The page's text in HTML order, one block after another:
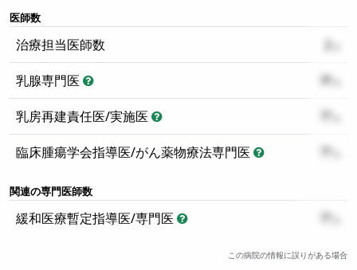
医師数
治療担当医師数
乳腺専門医 ɁɁ
乳房再建責任医/実施医 ??
臨床腫瘍学会指導医/がん薬物療法専門医 ??
関連の専門医師数
緩和医療暫定指導医/専門医 ??
この病院の情報に誤りがある場合